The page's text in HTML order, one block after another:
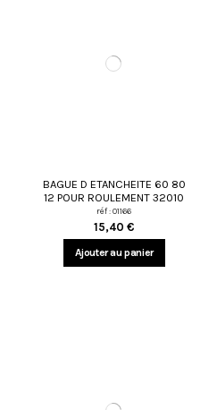
BAGUE D ETANCHEITE 60 80
12 POUR ROULEMENT 32010
réf : 01166
15,40 €
Ajouter au panier